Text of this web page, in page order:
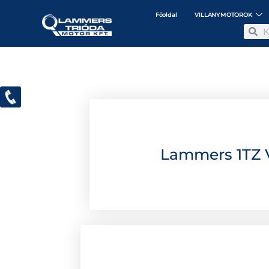
Főoldal VILLANYMOTOROK
Lammers 1TZ